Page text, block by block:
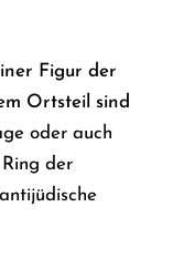
Figur der
Ortsteil sind
oder auch
Ring der